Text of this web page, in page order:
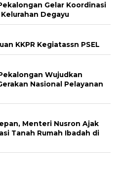
Gelar Koordinasi
Degayu
KKPR Kegiatassn PSEL
Wujudkan
Nasional Pelayanan
Menteri Nusron Ajak
Tanah Rumah Ibadah di